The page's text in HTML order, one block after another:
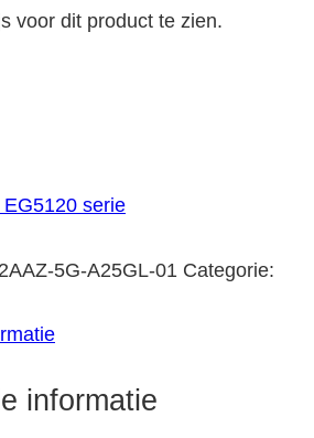
voor dit product te zien.
serie
5G-A25GL-01 Categorie:
informatie